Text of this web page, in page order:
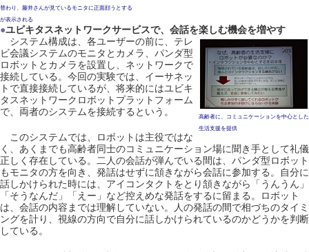
替わり、藤井さんが見ているモニタに正面顔
が表示される
うとする
●ユビキタスネットワークサービスで、会話を楽しむ機会を増やす
高齢者に、コミュニケーションを中心とした
生活支援を提供
システム構成は、各ユーザーの前に、テレ
ビ会議システムのモニタとカメラ、パンダ型
ロボットとカメラを設置し、ネットワークで
接続している。今回の実験では、イーサネッ
トで直接接続しているが、将来的にはユビキ
タスネットワークロボットプラットフォーム
で、両者のシステムを接続するという。
このシステムでは、ロボットは主役ではな
く、あくまでも高齢者同士のコミュニケーション場に聞き手として礼儀
正しく存在している。二人の会話が弾んでいる間は、パンダ型ロボット
もモニタの方を向き、発話はせずに頷きながら会話に参加する。自分に
話しかけられた時には、アイコンタクトをとり頷きながら「うんうん」
「そうなんだ」「えー」など控えめな発話をするに留まる。ロボット
は、会話の内容までは理解していない。人の発話の間で相づちのタイミ
ングを計り、視線の方向で自分に話しかけられているのかどうかを判断
している。